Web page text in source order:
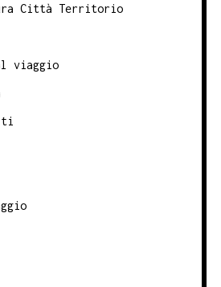
Città Territorio
viaggio